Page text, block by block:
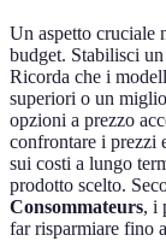
Un aspetto cruciale
budget. Stabilisci
Ricorda che i
superiori o un
opzioni a prezzo
confrontare i prezzi
sui costi a lungo
prodotto scelto.
Consommateurs, i
far risparmiare fino